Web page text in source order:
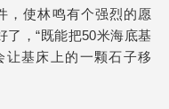
，使林鸣有个强烈的愿
，“既能把50米海底基
让基床上的一颗石子移